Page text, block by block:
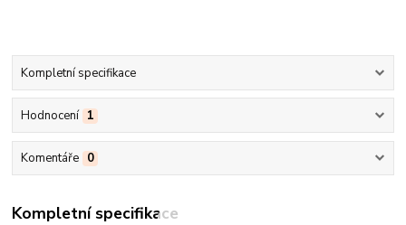
Kompletní specifikace
Hodnocení 1
Komentáře 0
Kompletní specifikace